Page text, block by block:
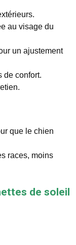
au visage du
un ajustement
de confort.
que le chien
races, moins
de soleil